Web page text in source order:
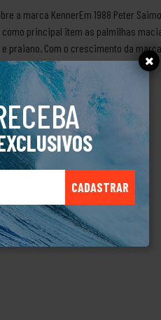
CADASTRAR
a marca KennerEm 1988 Peter
principal item as palmilhas
Com o crescimento da
Original.
GOSTE